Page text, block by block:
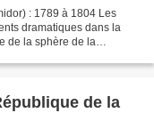
: 1789 à 1804 Les
dramatiques dans la
de la sphère de la
de la